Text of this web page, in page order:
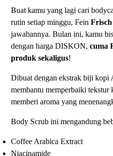
Buat kamu yang lagi cari
rutin setiap minggu, Fein
jawabannya. Bulan ini, kamu
dengan harga DISKON,cuma
produk sekaligus!
Dibuat dengan ekstrak biji kopi
membantu memperbaiki tekstur
memberi aroma yang
Body Scrub ini mengandung
Coffee Arabica Extract
Niacinamide